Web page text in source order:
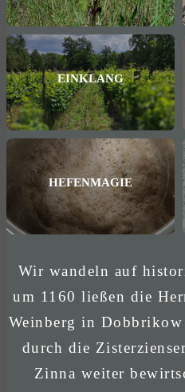
EINKLANG
HEFENMAGIE
Wir wandeln auf
um 1160 ließen die
Weinberg in
durch die
Zinna weiter